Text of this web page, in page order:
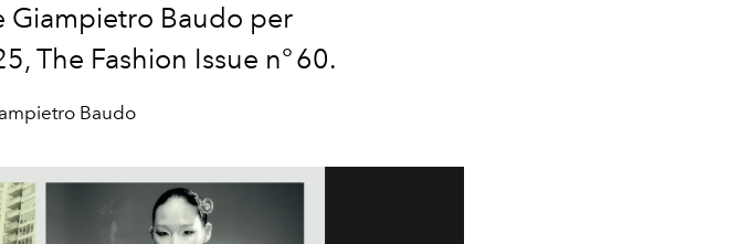
Baudo per
The Fashion Issue n° 60.
Baudo